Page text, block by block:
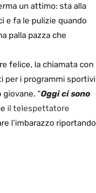
un attimo: sta alla
e fa le pulizie quando
palla pazza che
felice, la chiamata con
per i programmi sportivi
“Oggi ci sono
il telespettatore
l’imbarazzo riportando